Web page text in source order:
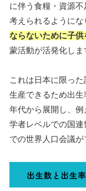
に伴う食糧・資源
考えられるようにな
ならないために子
蒙活動が活発化しま
これは日本に限っ
生産できるため出
年代から展開し、
学者レベルでの国
での世界人口会議が